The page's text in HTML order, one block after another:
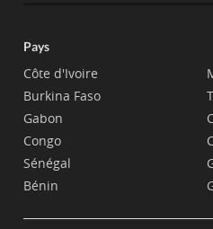
Pays
Côte d'Ivoire
Burkina Faso
Gabon
Congo
Sénégal
Bénin